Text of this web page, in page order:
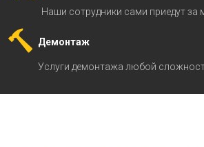
Наши сотрудники сами приедут за
Демонтаж
Услуги демонтажа любой